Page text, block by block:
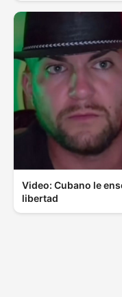
Video: Cubano le
libertad